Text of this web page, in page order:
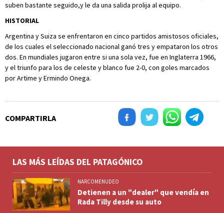
suben bastante seguido,y le da una salida prolija al equipo.
HISTORIAL
Argentina y Suiza se enfrentaron en cinco partidos amistosos oficiales,
de los cuales el seleccionado nacional ganó tres y empataron los otros
dos. En mundiales jugaron entre si una sola vez, fue en Inglaterra 1966,
y el triunfo para los de celeste y blanco fue 2-0, con goles marcados
por Artime y Ermindo Onega.
COMPARTIRLA
LAS MÁS LEÍDAS DEL PATAGÓNICO
NARCOMENUDEO
Detienen a un "dealer" que vendía en
Rada Tilly desde su auto